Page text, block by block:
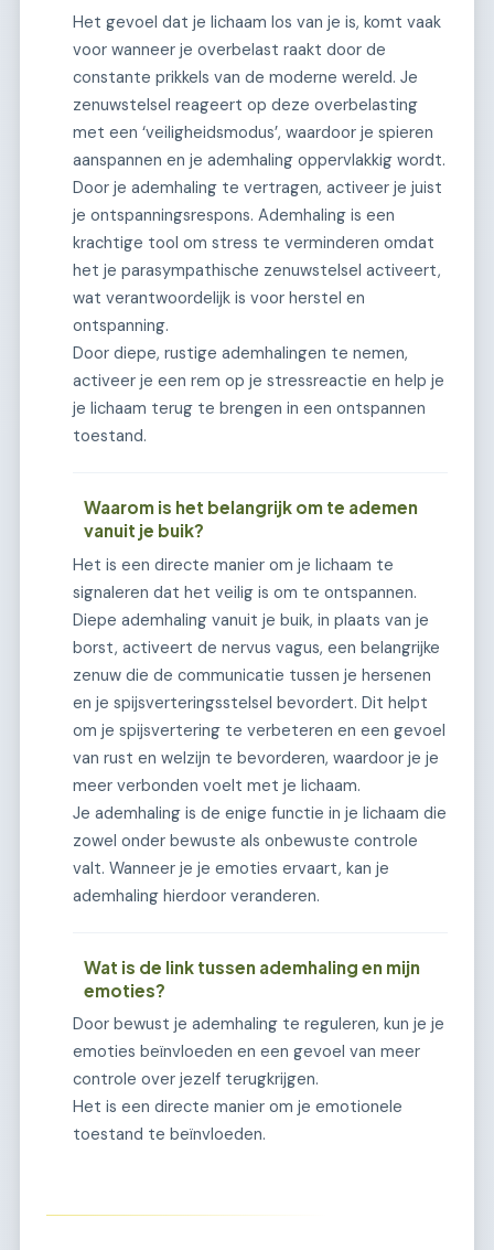
Het gevoel dat je lichaam los van je is, komt vaak
voor wanneer je overbelast raakt door de
constante prikkels van de moderne wereld. Je
zenuwstelsel reageert op deze overbelasting
met een ‘veiligheidsmodus’, waardoor je spieren
aanspannen en je ademhaling oppervlakkig wordt.
Door je ademhaling te vertragen, activeer je juist
je ontspanningsrespons. Ademhaling is een
krachtige tool om stress te verminderen omdat
het je parasympathische zenuwstelsel activeert,
wat verantwoordelijk is voor herstel en
ontspanning.
Door diepe, rustige ademhalingen te nemen,
activeer je een rem op je stressreactie en help je
je lichaam terug te brengen in een ontspannen
toestand.
Waarom is het belangrijk om te ademen
vanuit je buik?
Het is een directe manier om je lichaam te
signaleren dat het veilig is om te ontspannen.
Diepe ademhaling vanuit je buik, in plaats van je
borst, activeert de nervus vagus, een belangrijke
zenuw die de communicatie tussen je hersenen
en je spijsverteringsstelsel bevordert. Dit helpt
om je spijsvertering te verbeteren en een gevoel
van rust en welzijn te bevorderen, waardoor je je
meer verbonden voelt met je lichaam.
Je ademhaling is de enige functie in je lichaam die
zowel onder bewuste als onbewuste controle
valt. Wanneer je je emoties ervaart, kan je
ademhaling hierdoor veranderen.
Wat is de link tussen ademhaling en mijn
emoties?
Door bewust je ademhaling te reguleren, kun je je
emoties beïnvloeden en een gevoel van meer
controle over jezelf terugkrijgen.
Het is een directe manier om je emotionele
toestand te beïnvloeden.